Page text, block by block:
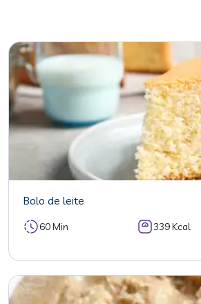
Bolo de leite
60 Min 339 Kcal